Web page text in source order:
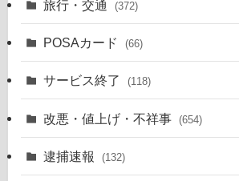
旅行・交通 (372)
POSAカード (66)
サービス終了 (118)
改悪・値上げ・不祥事 (654)
逮捕速報 (132)